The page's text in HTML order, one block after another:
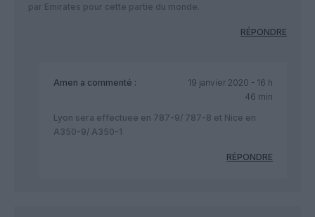
par Emirates pour cette partie du monde.
RÉPONDRE
Amen a commenté :
19 janvier 2020 - 16 h
46 min
Lyon sera effectuee en 787-9/ 787-8 et Nice en
A350-9/ A350-1
RÉPONDRE